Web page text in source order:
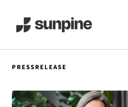
PRESSRELEASE